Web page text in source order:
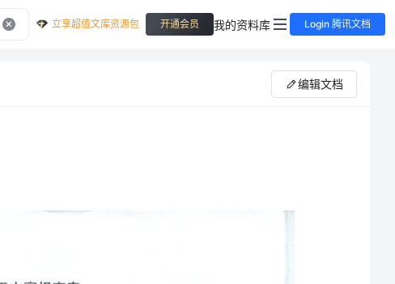
立享超值文库资源包 开通会员 我的资料库 Login 腾讯文档
编辑文档